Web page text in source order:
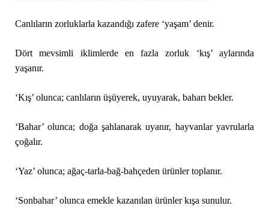
Canlıların zorluklarla kazandığı zafere ‘yaşam’ denir.
Dört mevsimli iklimlerde en fazla zorluk ‘kış’ aylarında
yaşanır.
‘Kış’ olunca; canlıların üşüyerek, uyuyarak, baharı bekler.
‘Bahar’ olunca; doğa şahlanarak uyanır, hayvanlar yavrularla
çoğalır.
‘Yaz’ olunca; ağaç-tarla-bağ-bahçeden ürünler toplanır.
‘Sonbahar’ olunca emekle kazanılan ürünler kışa sunulur.